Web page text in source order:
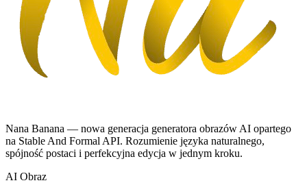
Nana Banana — nowa generacja generatora obrazów AI opartego
na Stable And Formal API. Rozumienie języka naturalnego,
spójność postaci i perfekcyjna edycja w jednym kroku.
AI Obraz